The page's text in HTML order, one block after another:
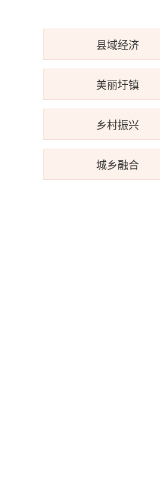
县域经济
美丽圩镇
乡村振兴
城乡融合